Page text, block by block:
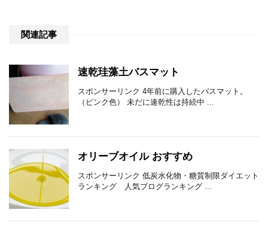
関連記事
速乾珪藻土バスマット
スポンサーリンク 4年前に購入したバスマット。
（ピンク色） 未だに速乾性は持続中 ...
オリーブオイル おすすめ
スポンサーリンク 低炭水化物・糖質制限ダイエット
ランキング 人気ブログランキング ...